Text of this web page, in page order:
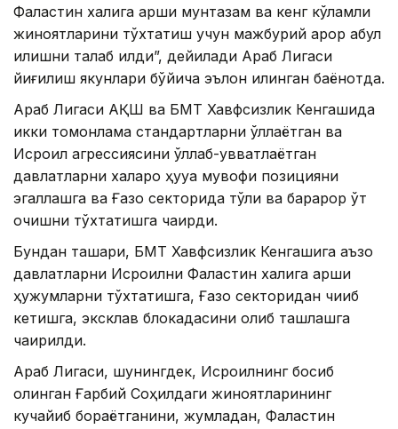
Фаластин халқига қарши мунтазам ва кенг кўламли
жиноятларини тўхтатиш учун мажбурий қарор қабул
қилишни талаб қилди”, дейилади Араб Лигаси
йиғилиш якунлари бўйича эълон қилинган баёнотда.
Араб Лигаси АҚШ ва БМТ Хавфсизлик Кенгашида
икки томонлама стандартларни қўллаётган ва
Исроил агрессиясини қўллаб-қувватлаётган
давлатларни халқаро ҳуқуққа мувофиқ позицияни
эгаллашга ва Ғазо секторида тўлиқ ва барқарор ўт
очишни тўхтатишга чақирди.
Бундан ташқари, БМТ Хавфсизлик Кенгашига аъзо
давлатларни Исроилни Фаластин халқига қарши
ҳужумларни тўхтатишга, Ғазо секторидан чиқиб
кетишга, эксклав блокадасини олиб ташлашга
чақирилди.
Араб Лигаси, шунингдек, Исроилнинг босиб
олинган Ғарбий Соҳилдаги жиноятларининг
кучайиб бораётганини, жумладан, Фаластин